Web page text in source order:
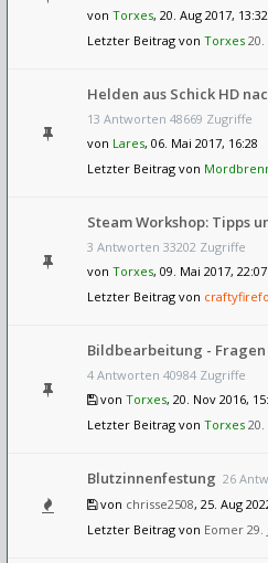
von Torxes, 20. Aug 2017, 13:32
Letzter Beitrag von Torxes 20.
Helden aus Schick HD
13 Antworten 48669 Zugriffe
von Lares, 06. Mai 2017, 16:28
Letzter Beitrag von
Steam Workshop: Tipps
3 Antworten 33202 Zugriffe
von Torxes, 09. Mai 2017, 22:07
Letzter Beitrag von
Bildbearbeitung -
4 Antworten 40984 Zugriffe
von Torxes, 20. Nov 2016,
Letzter Beitrag von Torxes 20.
Blutzinnenfestung 26
von chrisse2508, 25. Aug
Letzter Beitrag von Eomer 29.